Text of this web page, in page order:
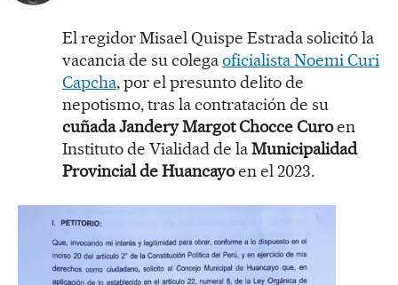
El regidor Misael Quispe Estrada solicitó la
vacancia de su colegaoficialista Noemi Curi
Capcha, por el presunto delito de
nepotismo, tras la contratación de su
cuñada Jandery Margot Chocce Curoen
Instituto de Vialidad de laMunicipalidad
Provincial de Huancayoen el 2023.